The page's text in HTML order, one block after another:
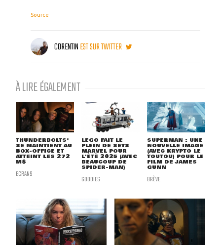
Source
CORENTINEST SUR TWITTER
À LIRE ÉGALEMENT
THUNDERBOLTS*
SE MAINTIENT AU
BOX-OFFICE ET
ATTEINT LES 272
M$
ECRANS
LEGO FAIT LE
PLEIN DE SETS
MARVEL POUR
L'ÉTÉ 2025 (AVEC
BEAUCOUP DE
SPIDER-MAN)
GOODIES
SUPERMAN : UNE
NOUVELLE IMAGE
(AVEC KRYPTO LE
TOUTOU) POUR LE
FILM DE JAMES
GUNN
BRÈVE